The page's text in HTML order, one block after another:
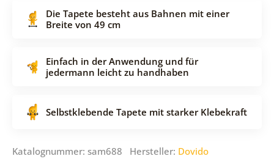
Die Tapete besteht aus Bahnen mit einer
Breite von 49 cm
Einfach in der Anwendung und für
jedermann leicht zu handhaben
Selbstklebende Tapete mit starker Klebekraft
Katalognummer: sam688 Hersteller: Dovido